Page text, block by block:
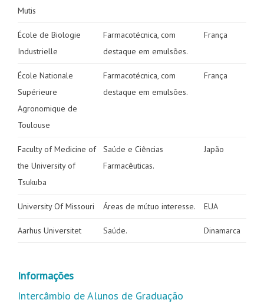
Mutis
École de Biologie
Industrielle
Farmacotécnica, com
destaque em emulsões.
França
École Nationale
Supérieure
Agronomique de
Toulouse
Farmacotécnica, com
destaque em emulsões.
França
Faculty of Medicine of
the University of
Tsukuba
Saúde e Ciências
Farmacêuticas.
Japão
University Of Missouri Áreas de mútuo interesse. EUA
Aarhus Universitet Saúde. Dinamarca
Informações
Intercâmbio de Alunos de Graduação